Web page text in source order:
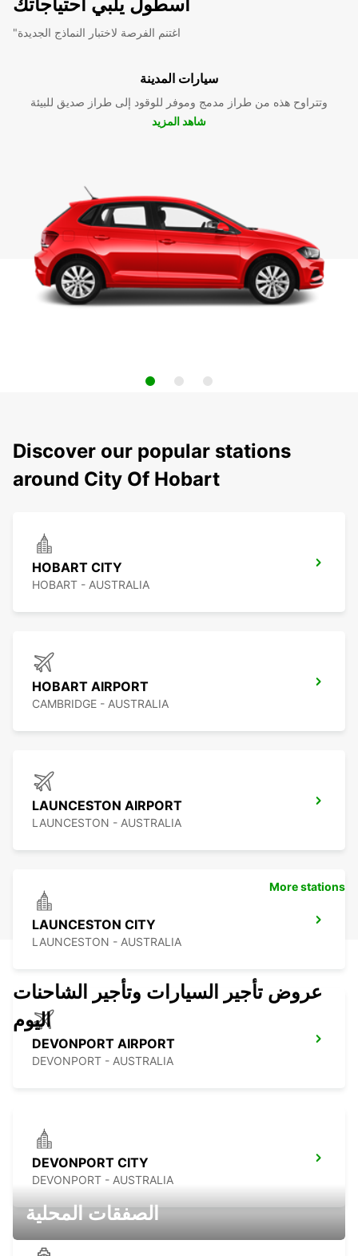
"اغتنم الفرصة لاختبار النماذج الجديدة
سيارات المدينة
وتتراوح هذه من طراز مدمج وموفر للوقود إلى طراز صديق للبيئة
شاهد المزيد
Discover our popular stations
around City Of Hobart
HOBART CITY
HOBART - AUSTRALIA
HOBART AIRPORT
CAMBRIDGE - AUSTRALIA
LAUNCESTON AIRPORT
LAUNCESTON - AUSTRALIA
LAUNCESTON CITY
LAUNCESTON - AUSTRALIA
DEVONPORT AIRPORT
DEVONPORT - AUSTRALIA
DEVONPORT CITY
DEVONPORT - AUSTRALIA
More stations
عروض تأجير السيارات وتأجير الشاحنات
اليوم
الصفقات المحلية